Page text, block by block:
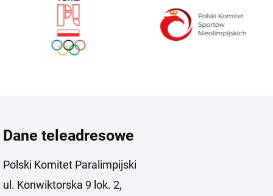
Dane teleadresowe
Polski Komitet Paralimpijski
ul. Konwiktorska 9 lok. 2,